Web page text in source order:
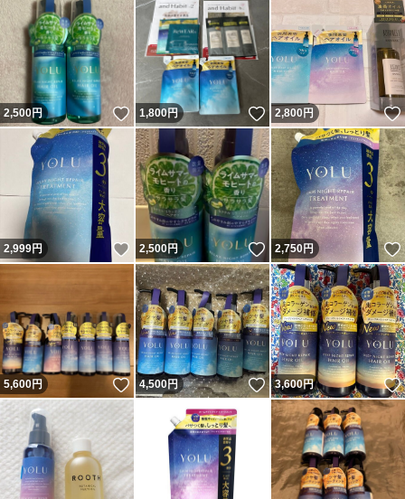
2,500円 いいね！
1,800円 いいね！
2,800円
2,999円 いいね！
2,500円 いいね！
2,750円
5,600円 いいね！
4,500円 いいね！
3,600円